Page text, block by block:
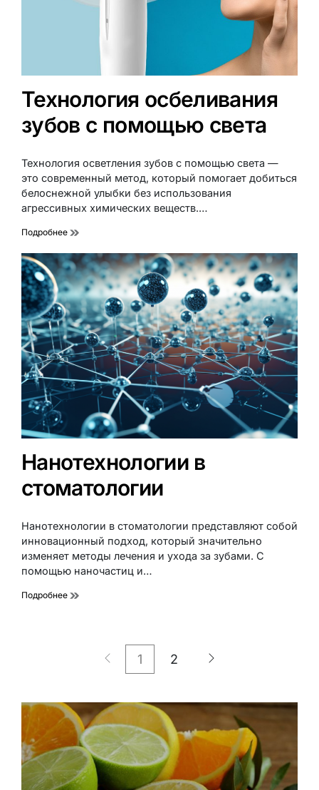
Технология осбеливания
зубов с помощью света
Технология осветления зубов с помощью света —
это современный метод, который помогает добиться
белоснежной улыбки без использования
агрессивных химических веществ.…
Подробнее
Нанотехнологии в
стоматологии
Нанотехнологии в стоматологии представляют собой
инновационный подход, который значительно
изменяет методы лечения и ухода за зубами. С
помощью наночастиц и…
Подробнее
1 2